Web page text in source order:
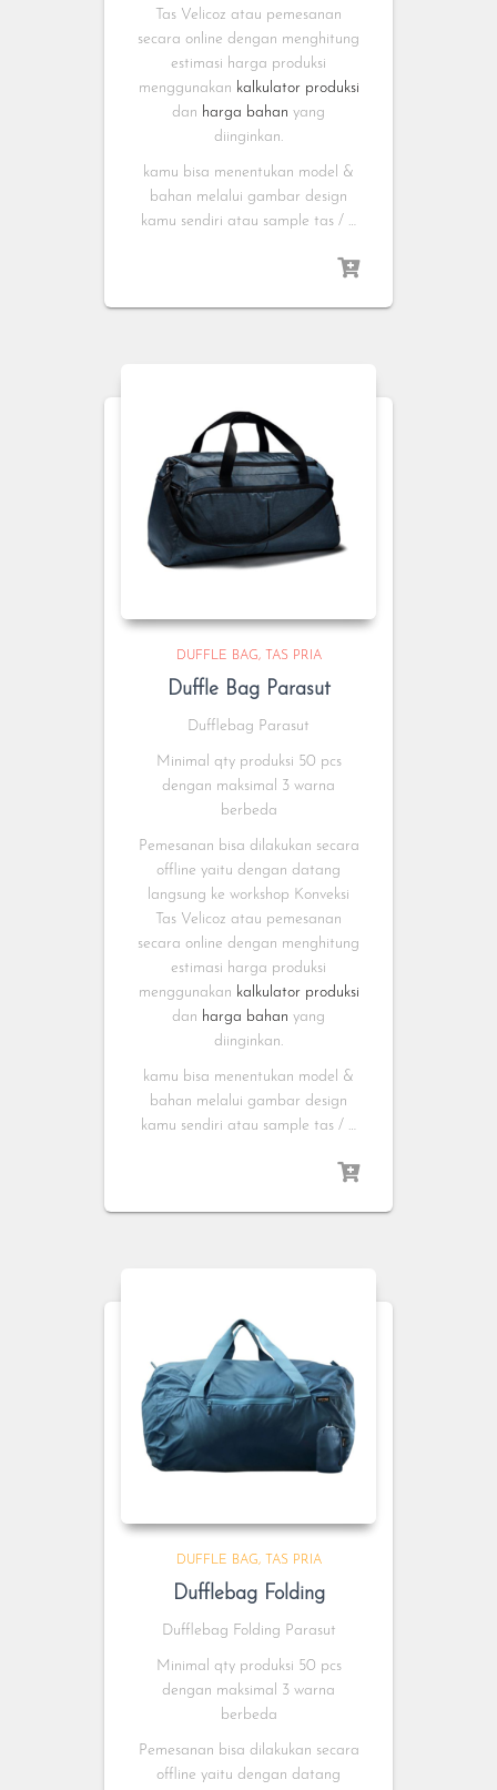
Tas Velicoz atau pemesanan
secara online dengan menghitung
estimasi harga produksi
menggunakan kalkulator produksi
dan harga bahan yang
diinginkan.
kamu bisa menentukan model &
bahan melalui gambar design
kamu sendiri atau sample tas / …
DUFFLE BAG TAS PRIA
Duffle Bag Parasut
Dufflebag Parasut
Minimal qty produksi 50 pcs
dengan maksimal 3 warna
berbeda
Pemesanan bisa dilakukan secara
offline yaitu dengan datang
langsung ke workshop Konveksi
Tas Velicoz atau pemesanan
secara online dengan menghitung
estimasi harga produksi
menggunakan kalkulator produksi
dan harga bahan yang
diinginkan.
kamu bisa menentukan model &
bahan melalui gambar design
kamu sendiri atau sample tas / …
DUFFLE BAG TAS PRIA
Dufflebag Folding
Dufflebag Folding Parasut
Minimal qty produksi 50 pcs
dengan maksimal 3 warna
berbeda
Pemesanan bisa dilakukan secara
offline yaitu dengan datang